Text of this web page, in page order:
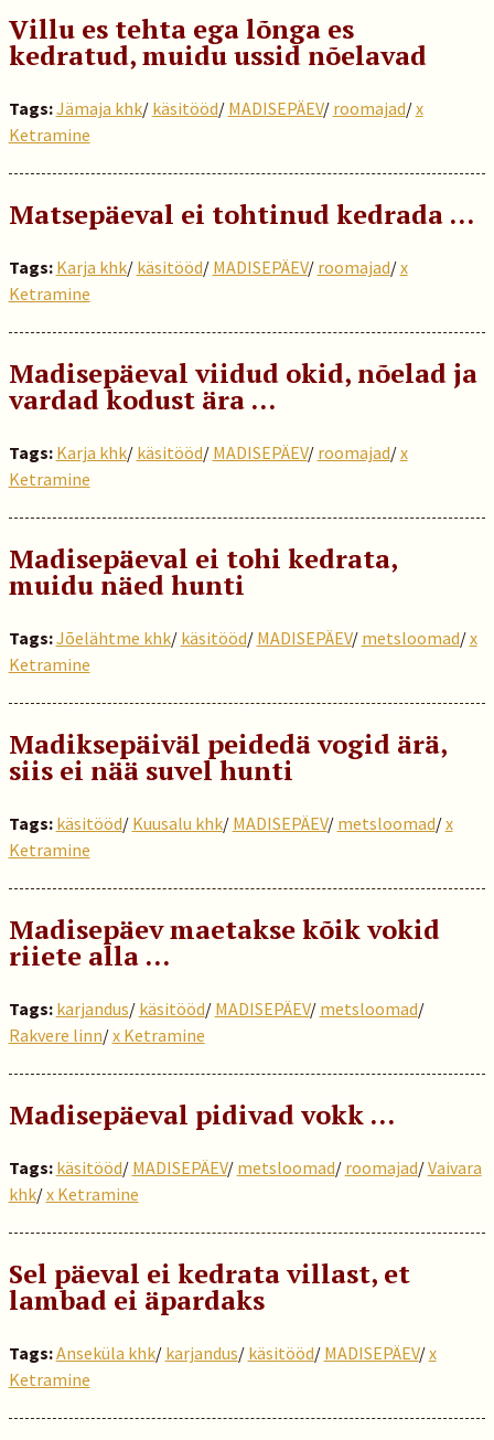
Villu es tehta ega lõnga es
kedratud, muidu ussid nõelavad
Tags:Jämaja khk/ käsitööd/ MADISEPÄEV/ roomajad/x
Ketramine
Matsepäeval ei tohtinud kedrada …
Tags: Karja khk/ käsitööd/ MADISEPÄEV/ roomajad/x
Ketramine
Madisepäeval viidud okid, nõelad ja
vardad kodust ära …
Tags: Karja khk/ käsitööd/ MADISEPÄEV/ roomajad/x
Ketramine
Madisepäeval ei tohi kedrata,
muidu näed hunti
Tags:Jõelähtme khk/ käsitööd/ MADISEPÄEV/ metsloomad/x
Ketramine
Madiksepäiväl peidedä vogid ärä,
siis ei nää suvel hunti
Tags: käsitööd/ Kuusalu khk/ MADISEPÄEV/ metsloomad/x
Ketramine
Madisepäev maetakse kõik vokid
riiete alla …
Tags: karjandus/ käsitööd/ MADISEPÄEV/ metsloomad/
Rakvere linn/x Ketramine
Madisepäeval pidivad vokk …
Tags: käsitööd/ MADISEPÄEV/ metsloomad/ roomajad/Vaivara
khk/x Ketramine
Sel päeval ei kedrata villast, et
lambad ei äpardaks
Tags:Anseküla khk/ karjandus/ käsitööd/ MADISEPÄEV/x
Ketramine